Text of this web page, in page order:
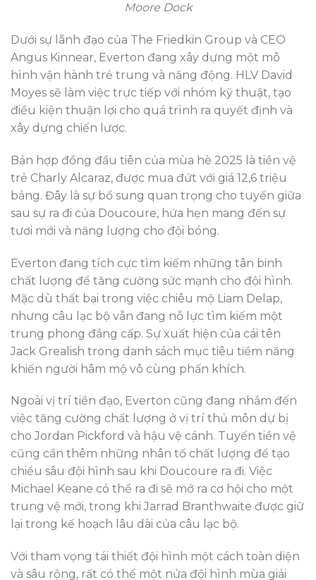
Moore Dock
Dưới sự lãnh đạo của The Friedkin Group và CEO
Angus Kinnear, Everton đang xây dựng một mô
hình vận hành trẻ trung và năng động. HLV David
Moyes sẽ làm việc trực tiếp với nhóm kỹ thuật, tạo
điều kiện thuận lợi cho quá trình ra quyết định và
xây dựng chiến lược.
Bản hợp đồng đầu tiên của mùa hè 2025 là tiền vệ
trẻ Charly Alcaraz, được mua đứt với giá 12,6 triệu
bảng. Đây là sự bổ sung quan trọng cho tuyến giữa
sau sự ra đi của Doucoure, hứa hẹn mang đến sự
tươi mới và năng lượng cho đội bóng.
Everton đang tích cực tìm kiếm những tân binh
chất lượng để tăng cường sức mạnh cho đội hình.
Mặc dù thất bại trong việc chiêu mộ Liam Delap,
nhưng câu lạc bộ vẫn đang nỗ lực tìm kiếm một
trung phong đẳng cấp. Sự xuất hiện của cái tên
Jack Grealish trong danh sách mục tiêu tiềm năng
khiến người hâm mộ vô cùng phấn khích.
Ngoài vị trí tiền đạo, Everton cũng đang nhắm đến
việc tăng cường chất lượng ở vị trí thủ môn dự bị
cho Jordan Pickford và hậu vệ cánh. Tuyến tiền vệ
cũng cần thêm những nhân tố chất lượng để tạo
chiều sâu đội hình sau khi Doucoure ra đi. Việc
Michael Keane có thể ra đi sẽ mở ra cơ hội cho một
trung vệ mới, trong khi Jarrad Branthwaite được giữ
lại trong kế hoạch lâu dài của câu lạc bộ.
Với tham vọng tái thiết đội hình một cách toàn diện
và sâu rộng, rất có thể một nửa đội hình mùa giải